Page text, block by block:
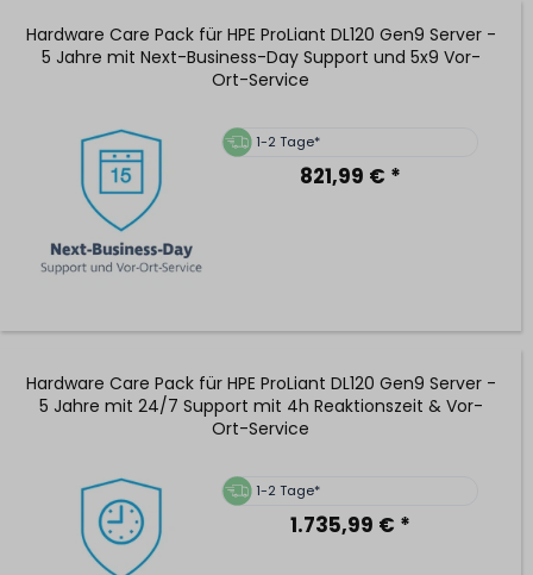
Hardware Care Pack für HPE ProLiant DL120 Gen9 Server -
5 Jahre mit Next-Business-Day Support und 5x9 Vor-
Ort-Service
1-2 Tage*
821,99 € *
Hardware Care Pack für HPE ProLiant DL120 Gen9 Server -
5 Jahre mit 24/7 Support mit 4h Reaktionszeit & Vor-
Ort-Service
1-2 Tage*
1.735,99 € *